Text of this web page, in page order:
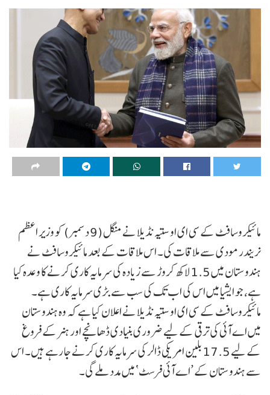
مائیکروسافٹ کے سی ای او ستیہ نڈیلا نے منگل (9 دسمبر) کو وزیر اعظم
نریندر مودی سے ملاقات کی۔ اس ملاقات کے بعد مائیکروسافٹ نے
ہندوستان میں 1.5 لاکھ کروڑ سے زیادہ کی سرمایہ کاری کرنے کا وعدہ کیا
ہے، جو ایشیا میں اس کی اب تک کی سب سے بڑی سرمایہ کاری ہے۔
مائیکروسافٹ کے سی ای او ستیہ نڈیلا نے اعلان کیا ہے کہ وہ ہندوستان
میں اے آئی کی ترقی کے لیے ضروری بنیادی ڈھانچے اور ہنر کے فروغ
کے لیے 17.5 بلین امریکی ڈالر کی سرمایہ کاری کرنے جا رہے ہیں۔ اس
سے ہندوستان کے ’اے آئی فرسٹ‘ میں مدد ملے گی۔